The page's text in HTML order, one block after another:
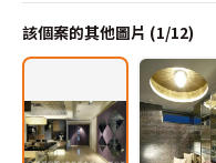
該個案的其他圖片 (1/12)